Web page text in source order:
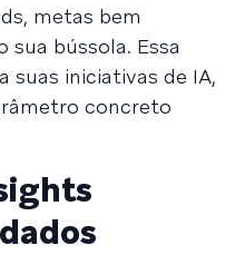
metas bem
bússola. Essa
suas iniciativas de IA,
concreto